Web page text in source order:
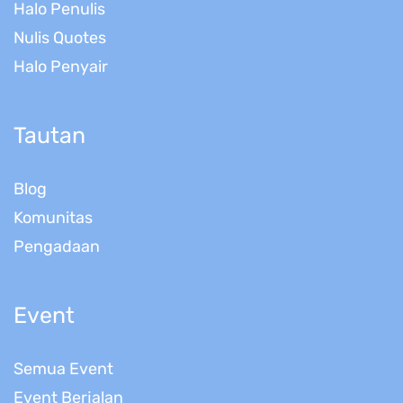
Halo Penulis
Nulis Quotes
Halo Penyair
Tautan
Blog
Komunitas
Pengadaan
Event
Semua Event
Event Berjalan